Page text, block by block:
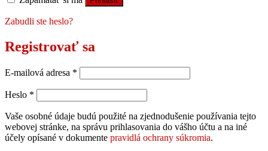
Zabudli ste heslo?
Registrovať sa
E-mailová adresa *
Heslo *
Vaše osobné údaje budú použité na zjednodušenie používania tejto
webovej stránke, na správu prihlasovania do vášho účtu a na iné
účely opísané v dokumente pravidlá ochrany súkromia.